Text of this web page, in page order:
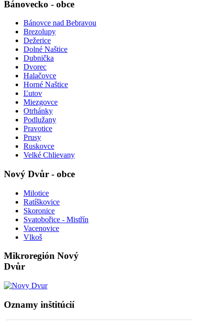
Bánovecko - obce
Bánovce nad Bebravou
Brezolupy
Dežerice
Dolné Naštice
Dubnička
Dvorec
Halačovce
Horné Naštice
Ľutov
Miezgovce
Otrhánky
Podlužany
Pravotice
Prusy
Ruskovce
Velké Chlievany
Nový Dvůr - obce
Milotice
Ratíškovice
Skoronice
Svatobořice - Mistřín
Vacenovice
Vlkoš
Mikroregión Nový
Dvůr
Oznamy inštitúcií